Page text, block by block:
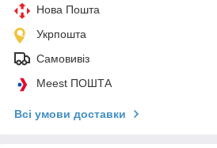
Нова Пошта
Укрпошта
Самовивіз
Meest ПОШТА
Всі умови доставки